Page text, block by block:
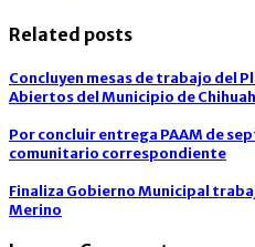
Related posts
Concluyen mesas de trabajo del
Abiertos del Municipio de
Por concluir entrega PAAM de
comunitario correspondiente
Finaliza Gobierno Municipal
Merino